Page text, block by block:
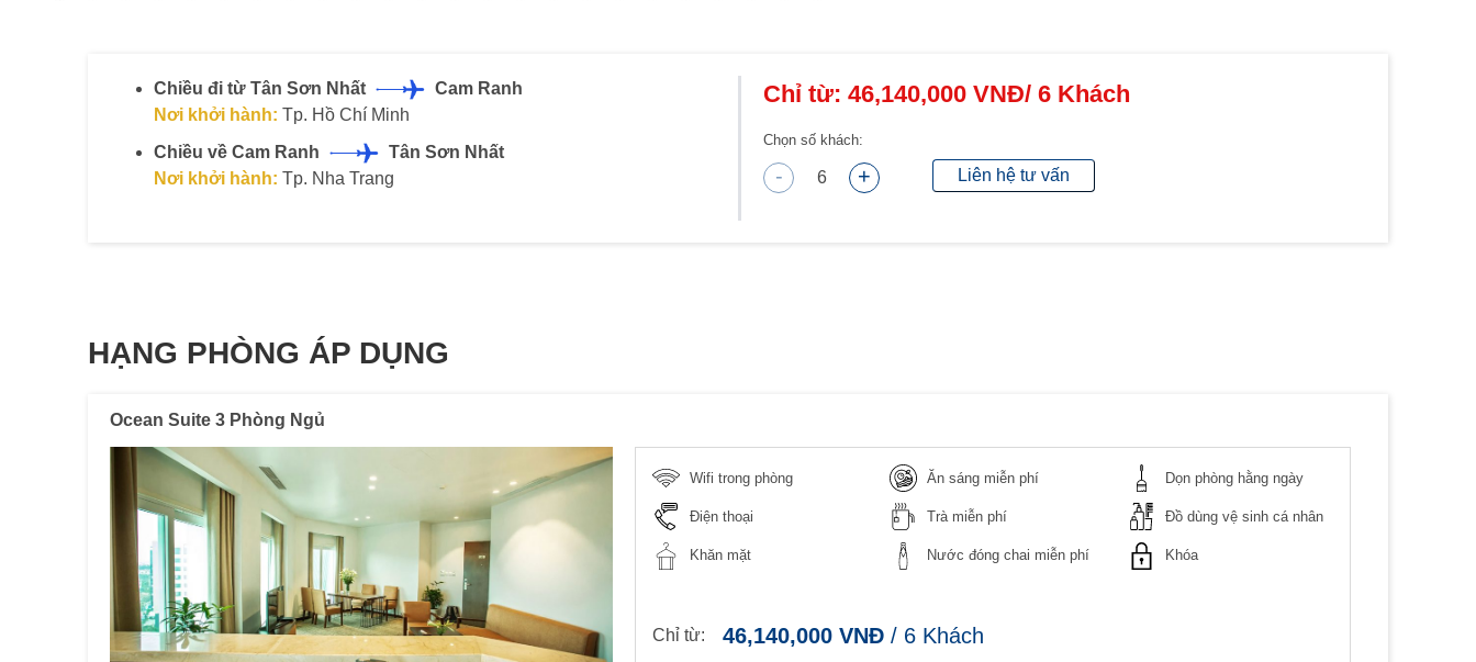
Chiều đi từ Tân Sơn Nhất
Cam Ranh
Nơi khởi hành: Tp. Hồ Chí Minh
Chiều về Cam Ranh
Tân Sơn Nhất
Nơi khởi hành: Tp. Nha Trang
Chỉ từ: 46,140,000 VNĐ/ 6 Khách
Chọn số khách:
- 6 + Liên hệ tư vấn
HẠNG PHÒNG ÁP DỤNG
Ocean Suite 3 Phòng Ngủ
Wifi trong phòng Ăn sáng miễn phí Dọn phòng hằng ngày
Điện thoại Trà miễn phí Đồ dùng vệ sinh cá nhân
Khăn mặt Nước đóng chai miễn phí Khóa
Chỉ từ: 46,140,000 VNĐ/ 6Khách